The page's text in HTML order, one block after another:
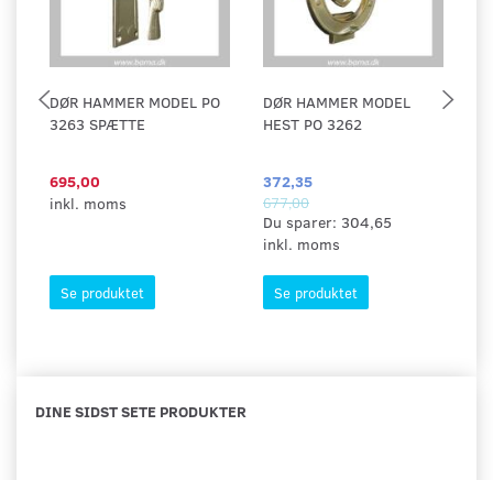
DØR HAMMER MODEL PO
3263 SPÆTTE
695,00
inkl. moms
Se produktet
DØR HAMMER MODEL
HEST PO 3262
372,35
677,00
Du sparer: 304,65
inkl. moms
Se produktet
DINE SIDST SETE PRODUKTER